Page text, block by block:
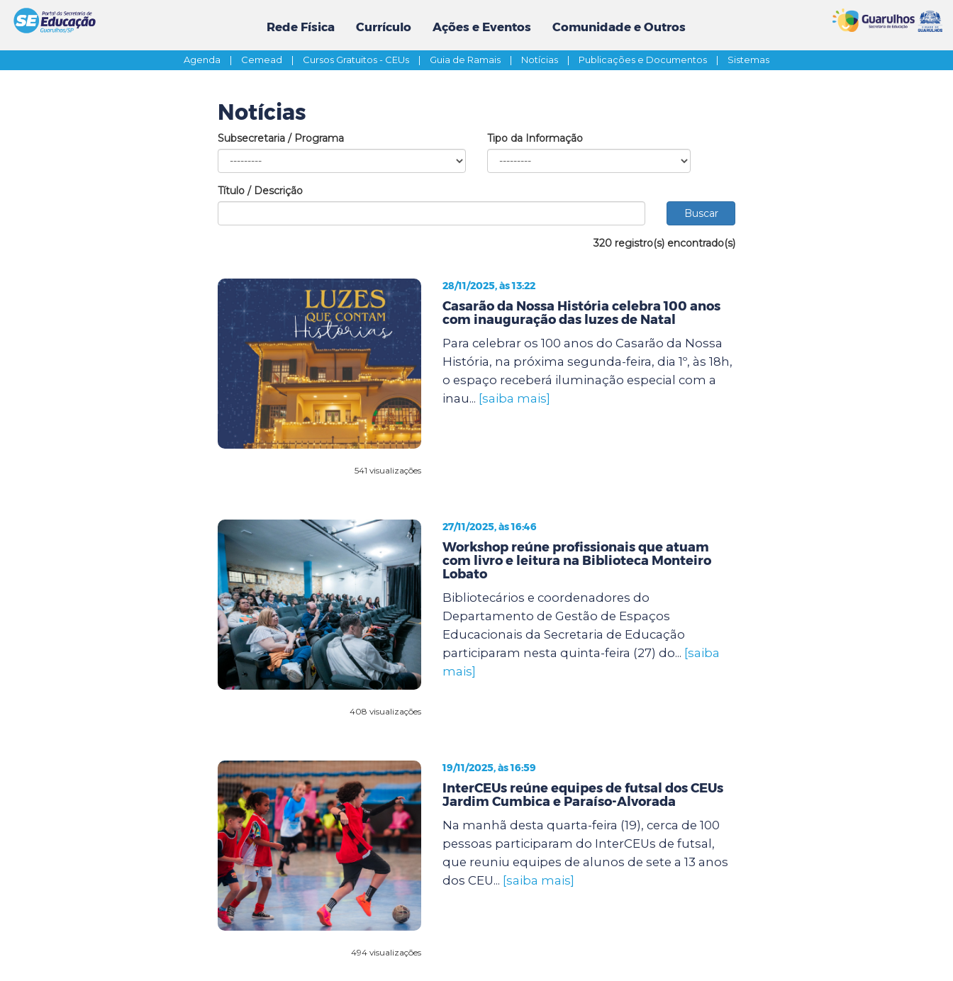
Rede Física Currículo Ações e Eventos Comunidade e Outros
Agenda | Cemead | Cursos Gratuitos - CEUs | Guia de Ramais | Notícias | Publicações e Documentos | Sistemas
Notícias
Subsecretaria / Programa Tipo da Informação
Título / Descrição
320 registro(s) encontrado(s)
541 visualizações
28/11/2025, às 13:22
Casarão da Nossa História celebra 100 anos
com inauguração das luzes de Natal
Para celebrar os 100 anos do Casarão da Nossa
História, na próxima segunda-feira, dia 1º, às 18h,
o espaço receberá iluminação especial com a
inau... [saiba mais]
408 visualizações
27/11/2025, às 16:46
Workshop reúne profissionais que atuam
com livro e leitura na Biblioteca Monteiro
Lobato
Bibliotecários e coordenadores do
Departamento de Gestão de Espaços
Educacionais da Secretaria de Educação
participaram nesta quinta-feira (27) do... [saiba
mais]
494 visualizações
19/11/2025, às 16:59
InterCEUs reúne equipes de futsal dos CEUs
Jardim Cumbica e Paraíso-Alvorada
Na manhã desta quarta-feira (19), cerca de 100
pessoas participaram do InterCEUs de futsal,
que reuniu equipes de alunos de sete a 13 anos
dos CEU... [saiba mais]